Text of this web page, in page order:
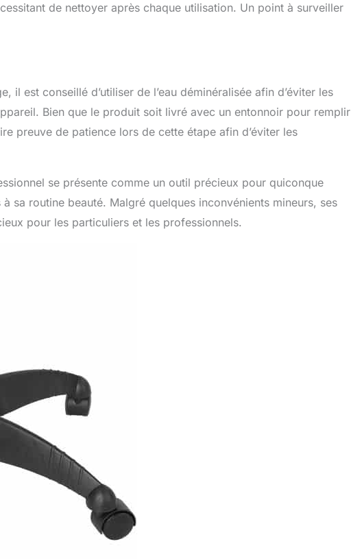
de nettoyer après chaque utilisation. Un point à surveiller
est conseillé d’utiliser de l’eau déminéralisée afin d’éviter les
Bien que le produit soit livré avec un entonnoir pour remplir
preuve de patience lors de cette étape afin d’éviter les
se présente comme un outil précieux pour quiconque
sa routine beauté. Malgré quelques inconvénients mineurs, ses
pour les particuliers et les professionnels.